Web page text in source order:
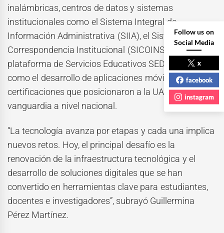
inalámbricas, centros de datos y sistemas
institucionales como el Sistema Integral de
Información Administrativa (SIIA), el Sistema de
Correspondencia Institucional (SICOINS) y la
plataforma de Servicios Educativos SEDUCA, así
como el desarrollo de aplicaciones móviles y
certificaciones que posicionaron a la UAEMéx a la
vanguardia a nivel nacional.
“La tecnología avanza por etapas y cada una implica
nuevos retos. Hoy, el principal desafío es la
renovación de la infraestructura tecnológica y el
desarrollo de soluciones digitales que se han
convertido en herramientas clave para estudiantes,
docentes e investigadores”, subrayó Guillermina
Pérez Martínez.
Follow us on
Social Media
x
facebook
instagram